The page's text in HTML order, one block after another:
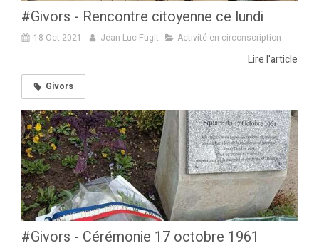
#Givors - Rencontre citoyenne ce lundi
18 Oct 2021 Jean-Luc Fugit Activité en circonscription
Lire l'article
Givors
#Givors - Cérémonie 17 octobre 1961